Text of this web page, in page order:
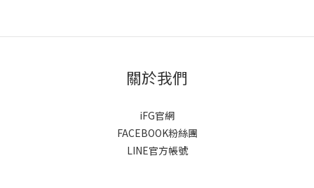
關於我們
iFG官網
FACEBOOK粉絲團
LINE官方帳號